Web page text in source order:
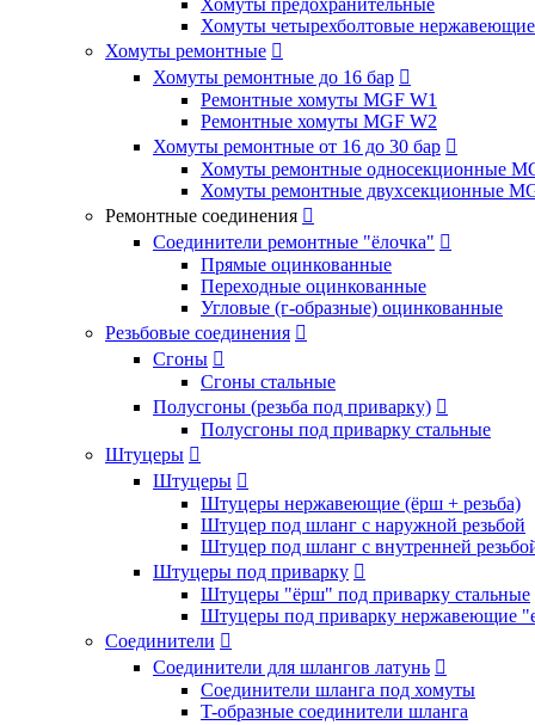
Хомуты предохранительные
Хомуты четырехболтовые нержавеющие
Хомуты ремонтные 
Хомуты ремонтные до 16 бар 
Ремонтные хомуты MGF W1
Ремонтные хомуты MGF W2
Хомуты ремонтные от 16 до 30 бар 
Хомуты ремонтные односекционные
Хомуты ремонтные двухсекционные
Ремонтные соединения 
Соединители ремонтные "ёлочка" 
Прямые оцинкованные
Переходные оцинкованные
Угловые (г-образные) оцинкованные
Резьбовые соединения 
Сгоны 
Сгоны стальные
Полусгоны (резьба под приварку) 
Полусгоны под приварку стальные
Штуцеры 
Штуцеры 
Штуцеры нержавеющие (ёрш + резьба)
Штуцер под шланг с наружной резьбой
Штуцер под шланг с внутренней
Штуцеры под приварку 
Штуцеры "ёрш" под приварку стальные
Штуцеры под приварку нержавеющие
Соединители 
Соединители для шлангов латунь 
Соединители шланга под хомуты
T-образные соединители шланга